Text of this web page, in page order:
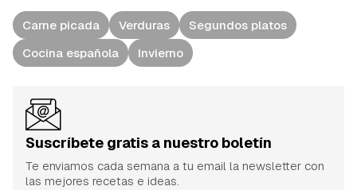
Carne picada Verduras
Segundos platos
Cocina española
Invierno
Suscríbete gratis a nuestro boletín
Te enviamos cada semana a tu email la newsletter con
las mejores recetas e ideas.